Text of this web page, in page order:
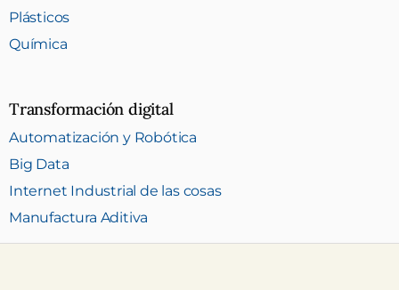
Plásticos
Química
Transformación digital
Automatización y Robótica
Big Data
Internet Industrial de las cosas
Manufactura Aditiva